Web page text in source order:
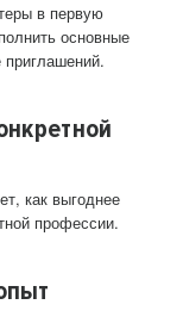
в первую
основные
как выгоднее
профессии.